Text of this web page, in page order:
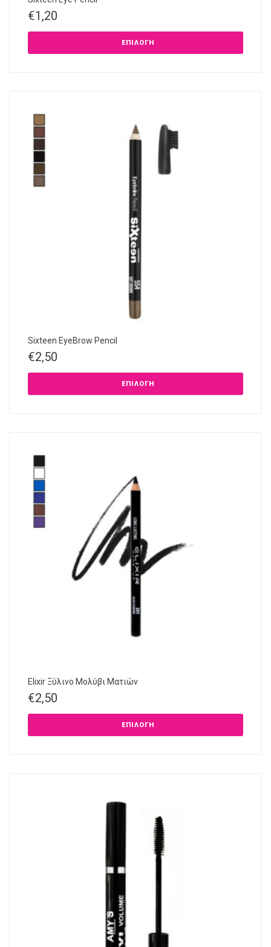
€1,20
ΕΠΙΛΟΓΉ
Sixteen EyeBrow Pencil
€2,50
ΕΠΙΛΟΓΉ
Elixir Ξύλινο Μολύβι Ματιών
€2,50
ΕΠΙΛΟΓΉ